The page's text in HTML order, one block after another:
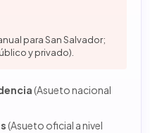
para San Salvador;
y privado).
(Asueto nacional
(Asueto oficial a nivel